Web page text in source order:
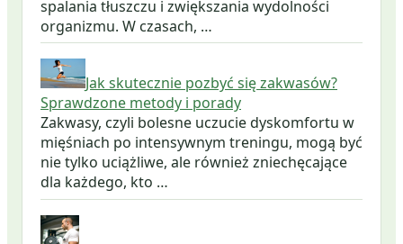
spalania tłuszczu i zwiększania wydolności
organizmu. W czasach, …
Jak skutecznie pozbyć się zakwasów?
Sprawdzone metody i porady
Zakwasy, czyli bolesne uczucie dyskomfortu w
mięśniach po intensywnym treningu, mogą być
nie tylko uciążliwe, ale również zniechęcające
dla każdego, kto …